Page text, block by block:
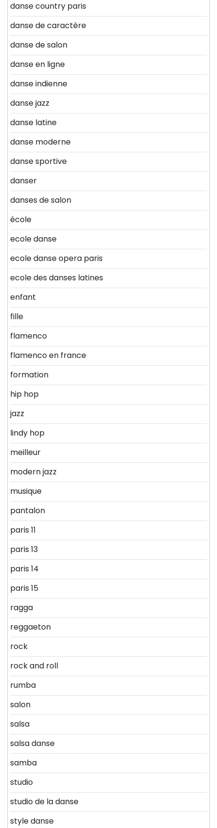
danse country paris
danse de caractère
danse de salon
danse en ligne
danse indienne
danse jazz
danse latine
danse moderne
danse sportive
danser
danses de salon
école
ecole danse
ecole danse opera paris
ecole des danses latines
enfant
fille
flamenco
flamenco en france
formation
hip hop
jazz
lindy hop
meilleur
modern jazz
musique
pantalon
paris 11
paris 13
paris 14
paris 15
ragga
reggaeton
rock
rock and roll
rumba
salon
salsa
salsa danse
samba
studio
studio de la danse
style danse